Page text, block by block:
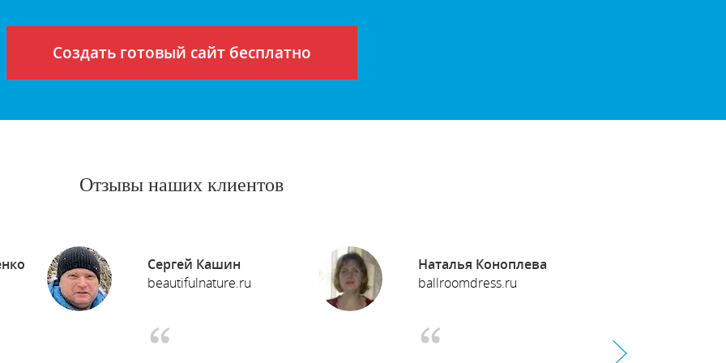
Создать готовый сайт бесплатно
Отзывы наших клиентов
Сергей Кашин
beautifulnature.ru
Наталья Коноплева
ballroomdress.ru